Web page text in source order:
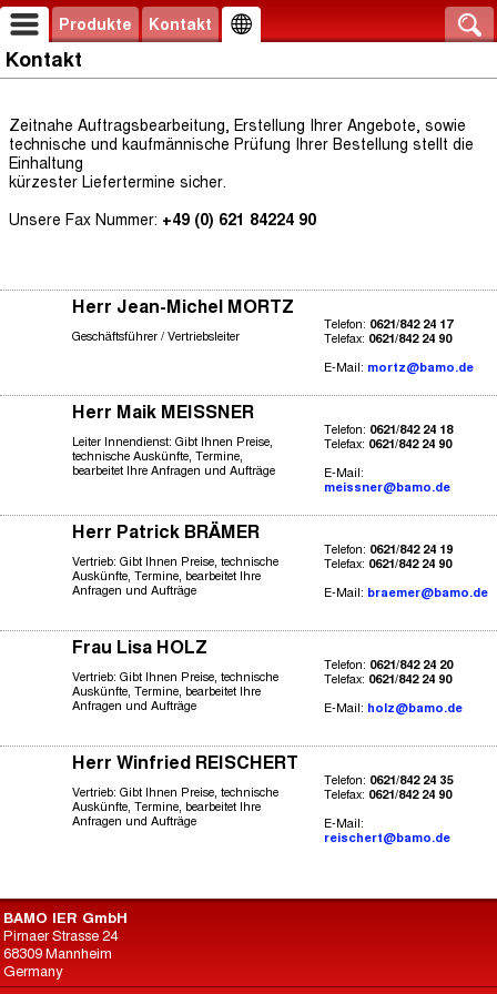
Produkte Kontakt
Kontakt
Zeitnahe Auftragsbearbeitung, Erstellung Ihrer Angebote, sowie
technische und kaufmännische Prüfung Ihrer Bestellung stellt die
Einhaltung
kürzester Liefertermine sicher.
Unsere Fax Nummer: +49 (0) 621 84224 90
Herr Jean-Michel MORTZ
Telefon: 0621/842 24 17
Telefax: 0621/842 24 90
E-Mail: mortz@bamo.de
Geschäftsführer / Vertriebsleiter
Herr Maik MEISSNER
Telefon: 0621/842 24 18
Telefax: 0621/842 24 90
E-Mail:
meissner@bamo.de
Leiter Innendienst: Gibt Ihnen Preise,
technische Auskünfte, Termine,
bearbeitet Ihre Anfragen und Aufträge
Herr Patrick BRÄMER
Telefon: 0621/842 24 19
Telefax: 0621/842 24 90
E-Mail: braemer@bamo.de
Vertrieb: Gibt Ihnen Preise, technische
Auskünfte, Termine, bearbeitet Ihre
Anfragen und Aufträge
Frau Lisa HOLZ
Telefon: 0621/842 24 20
Telefax: 0621/842 24 90
E-Mail: holz@bamo.de
Vertrieb: Gibt Ihnen Preise, technische
Auskünfte, Termine, bearbeitet Ihre
Anfragen und Aufträge
Herr Winfried REISCHERT
Telefon: 0621/842 24 35
Telefax: 0621/842 24 90
E-Mail:
reischert@bamo.de
Vertrieb: Gibt Ihnen Preise, technische
Auskünfte, Termine, bearbeitet Ihre
Anfragen und Aufträge
BAMO IER GmbH
Pirnaer Strasse 24
68309 Mannheim
Germany